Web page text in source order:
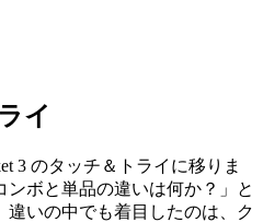
イ
3 のタッチ＆トライに移りま
ボと単品の違いは何か？」と
いの中でも着目したのは、ク